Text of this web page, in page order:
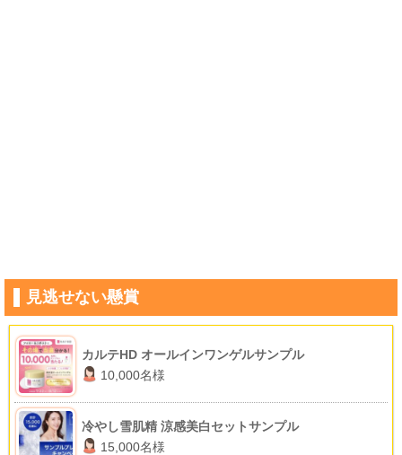
見逃せない懸賞
カルテHD オールインワンゲルサンプル
10,000名様
冷やし雪肌精 涼感美白セットサンプル
15,000名様